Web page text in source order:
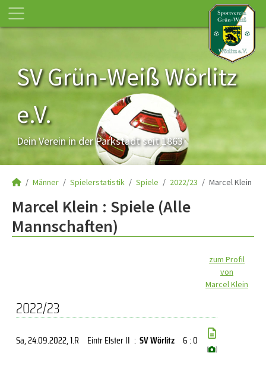
SV Grün-Weiß Wörlitz
e.V.
Dein Verein in der Parkstadt seit 1863
Männer Spielerstatistik Spiele 2022/23 Marcel Klein
Marcel Klein : Spiele (Alle
Mannschaften)
zum Profil
von
Marcel Klein
2022/23
Sa, 24.09.2022, 1.R Eintr Elster II : SV Wörlitz 6 : 0
( )